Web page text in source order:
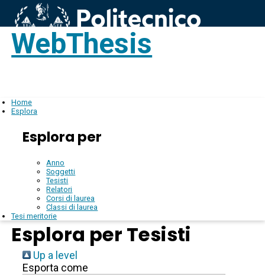
WebThesis
Home
Esplora
Esplora per
Anno
Soggetti
Tesisti
Relatori
Corsi di laurea
Classi di laurea
Tesi meritorie
Esplora per Tesisti
Up a level
Esporta come